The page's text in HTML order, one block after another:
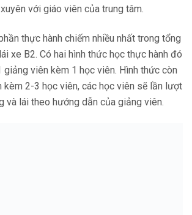
với giáo viên của trung tâm.
thực hành chiếm nhiều nhất trong tổng
xe B2. Có hai hình thức học thực hành đó
giảng viên kèm 1 học viên. Hình thức còn
kèm 2-3 học viên, các học viên sẽ lần lượt
và lái theo hướng dẫn của giảng viên.